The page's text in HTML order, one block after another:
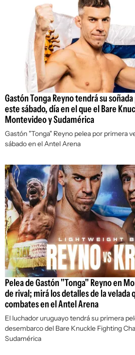
Gastón Tonga Reyno tendrá su
este sábado, día en el que el Bare
Montevideo y Sudamérica
Gastón "Tonga" Reyno pelea por primera
sábado en el Antel Arena
Pelea de Gastón "Tonga" Reyno en
de rival; mirá los detalles de la velada
combates en el Antel Arena
El luchador uruguayo tendrá su primera
desembarco del Bare Knuckle Fighting
Sudamérica